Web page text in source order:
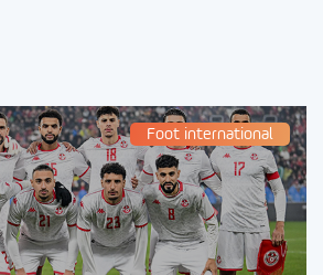
Foot international